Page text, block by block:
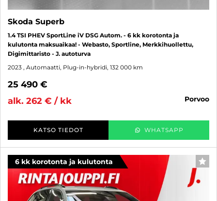
Skoda Superb
1.4 TSI PHEV SportLine iV DSG Autom. - 6 kk korotonta ja
kulutonta maksuaikaa! - Webasto, Sportline, Merkkihuollettu,
Digimittaristo - J. autoturva
2023 , Automaatti, Plug-in-hybridi, 132 000 km
25 490 €
alk. 262 € / kk
porvoo
KATSO TIEDOT WHATSAPP
6 kk korotonta ja kulutonta